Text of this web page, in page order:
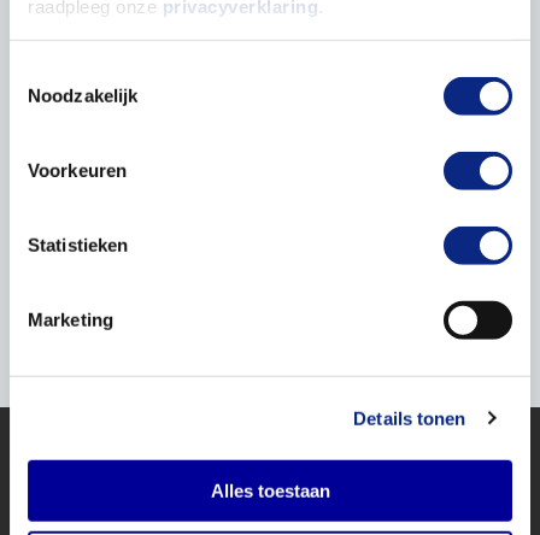
raadpleeg onze privacyverklaring
Noodzakelijk
Voorkeuren
Statistieken
Marketing
Details tonen
Alles toestaan
Biografie
2017 -
Werkzaam als Optometrist, Het
2013 -
Opleiding HBO Optometrie, Utrecht
KP nummer: 79103246987
Hoofdnavigatie
Oogziekten en behandelingen
Wat neemt u mee?